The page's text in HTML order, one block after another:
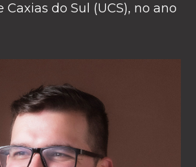
do Sul (UCS), no ano